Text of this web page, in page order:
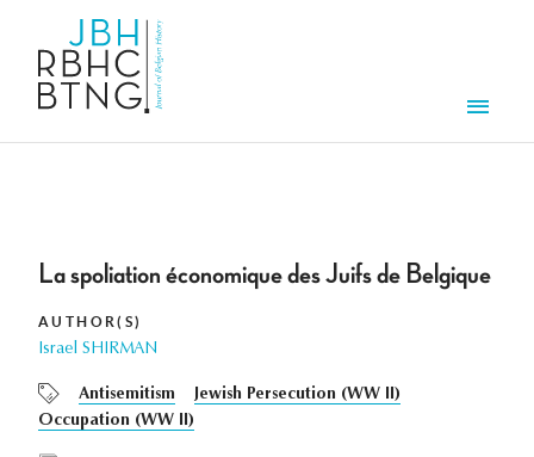
La spoliation économique des Juifs de Belgique
AUTHOR(S)
Israel SHIRMAN
Antisemitism
Jewish Persecution (WW II)
Occupation (WW II)